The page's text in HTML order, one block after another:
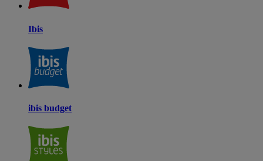
Ibis
ibis budget